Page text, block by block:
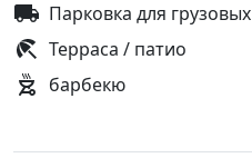
Парковка для
Терраса / патио
барбекю